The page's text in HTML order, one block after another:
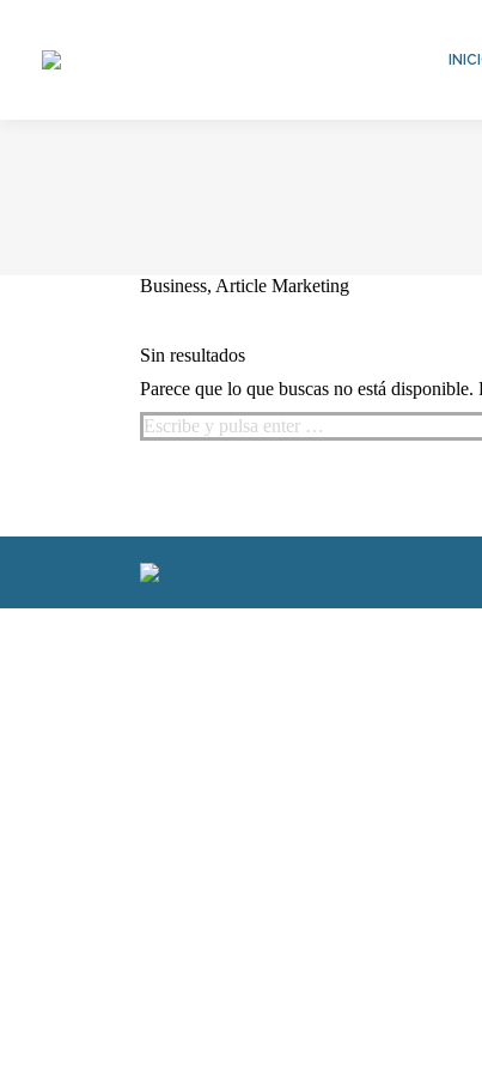
Business, Article Marketing
Sin resultados
Parece que lo que buscas no está disponible.
Buscar: